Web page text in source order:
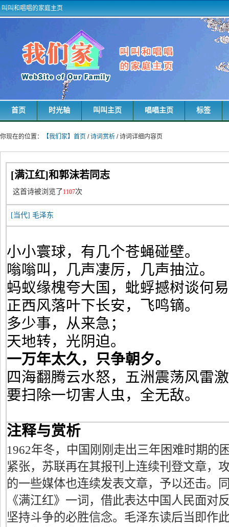
叫叫和唱唱的家庭主页
首页 时光轴 叫叫主页 唱唱主页 标签
你现在的位置： 【我们家】首页 /诗词赏析 / 诗词详细内容页
[满江红]和郭沫若同志
这首诗被浏览了1107次
[当代] 毛泽东
小小寰球，有几个苍蝇碰壁。
嗡嗡叫，几声凄厉，几声抽泣。
蚂蚁缘槐夸大国，蚍蜉撼树谈何
正西风落叶下长安，飞鸣镝。
多少事，从来急；
天地转，光阴迫。
一万年太久，只争朝夕。
四海翻腾云水怒，五洲震荡风雷
要扫除一切害人虫，全无敌。
注释与赏析
1962年冬，中国刚刚走出三年困难时期的
紧张，苏联再在其报刊上连续刊登文章，
的一些媒体也连续发表文章，予以还击。
《满江红》一词，借此表达中国人民面对
坚持斗争的必胜信念。毛泽东读后当即作